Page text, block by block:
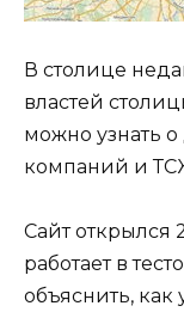
В столице
властей
можно узнать
компаний и
Сайт открылся
работает в
объяснить,